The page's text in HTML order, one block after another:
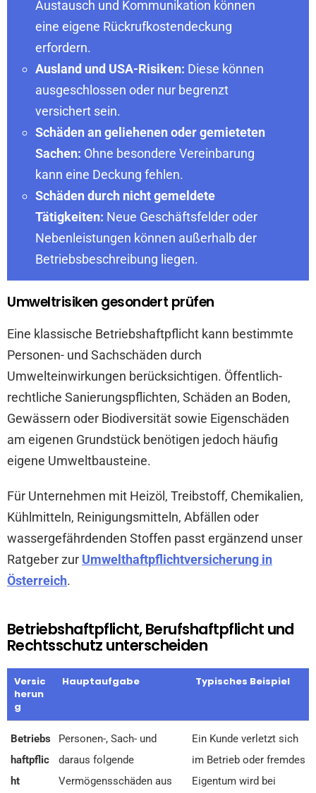
Austausch und Kommunikation können
eine eigene Rückrufkostendeckung
erfordern.
Ausland und USA-Risiken: Diese können
ausgeschlossen oder nur begrenzt
versichert sein.
Schäden an geliehenen oder gemieteten
Sachen: Ohne besondere Vereinbarung
kann eine Deckung fehlen.
Schäden durch nicht gemeldete
Tätigkeiten: Neue Geschäftsfelder oder
Nebenleistungen können außerhalb der
Betriebsbeschreibung liegen.
Umweltrisiken gesondert prüfen
Eine klassische Betriebshaftpflicht kann bestimmte
Personen- und Sachschäden durch
Umwelteinwirkungen berücksichtigen. Öffentlich-
rechtliche Sanierungspflichten, Schäden an Boden,
Gewässern oder Biodiversität sowie Eigenschäden
am eigenen Grundstück benötigen jedoch häufig
eigene Umweltbausteine.
Für Unternehmen mit Heizöl, Treibstoff, Chemikalien,
Kühlmitteln, Reinigungsmitteln, Abfällen oder
wassergefährdenden Stoffen passt ergänzend unser
Ratgeber zur Umwelthaftpflichtversicherung in
Österreich.
Betriebshaftpflicht, Berufshaftpflicht und
Rechtsschutz unterscheiden
Versic
herun
g
Hauptaufgabe Typisches Beispiel
Betriebs
haftpflic
ht
Personen-, Sach- und
daraus folgende
Vermögensschäden aus
Ein Kunde verletzt sich
im Betrieb oder fremdes
Eigentum wird bei